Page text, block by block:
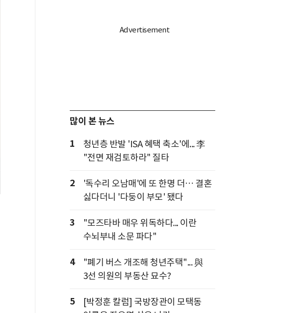
많이 본 뉴스
1
청년층 반발 'ISA 혜택 축소'에... 李
"전면 재검토하라" 질타
2
'독수리 오남매'에 또 한명 더… 결혼
싫다더니 '다둥이 부모' 됐다
3
"모즈타바 매우 위독하다... 이란
수뇌부내 소문 파다"
4
"폐기 버스 개조해 청년주택"... 與
3선 의원의 부동산 묘수?
5
[박정훈 칼럼] 국방장관이 모택동